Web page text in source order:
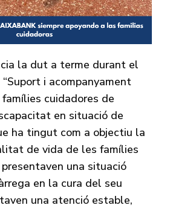
la dut a terme durant el
i acompanyament
cuidadores de
en situació de
ha tingut com a objectiu la
de vida de les famílies
una situació
en la cura del seu
una atenció estable,